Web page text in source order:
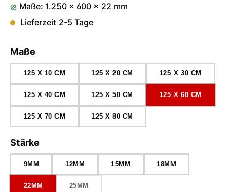
Maße: 1.250 × 600 × 22 mm
Lieferzeit 2-5 Tage
Maße
125 X 10 CM 125 X 20 CM 125 X 30 CM
125 X 40 CM 125 X 50 CM 125 X 60 CM
125 X 70 CM 125 X 80 CM
Stärke
9MM 12MM 15MM 18MM
22MM 25MM(DIESE OPTION IST ZURZEIT NICHT VERFÜGBAR.)